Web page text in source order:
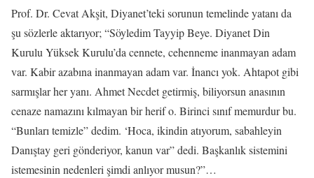
Prof. Dr. Cevat Akşit, Diyanet’teki sorunun temelinde yatanı da
şu sözlerle aktarıyor; “Söyledim Tayyip Beye. Diyanet Din
Kurulu Yüksek Kurulu’da cennete, cehenneme inanmayan adam
var. Kabir azabına inanmayan adam var. İnancı yok. Ahtapot gibi
sarmışlar her yanı. Ahmet Necdet getirmiş, biliyorsun anasının
cenaze namazını kılmayan bir herif o. Birinci sınıf memurdur bu.
“Bunları temizle” dedim. ‘Hoca, ikindin atıyorum, sabahleyin
Danıştay geri gönderiyor, kanun var” dedi. Başkanlık sistemini
istemesinin nedenleri şimdi anlıyor musun?”…